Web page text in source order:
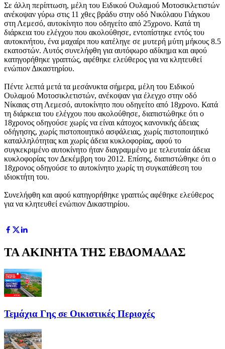
Σε άλλη περίπτωση, μέλη του Ειδικού Ουλαμού Μοτοσικλετιστών
ανέκοψαν γύρω στις 11 χθες βράδυ στην οδό Νικόλαου Γιάγκου
στη Λεμεσό, αυτοκίνητο που οδηγείτο από 25χρονο. Κατά τη
διάρκεια του ελέγχου που ακολούθησε, εντοπίστηκε εντός του
αυτοκινήτου, ένα μαχαίρι που κατέληγε σε μυτερή μύτη μήκους 8.5
εκατοστών. Αυτός συνελήφθη για αυτόφωρο αδίκημα και αφού
κατηγορήθηκε γραπτώς, αφέθηκε ελεύθερος για να κλητευθεί
ενώπιον Δικαστηρίου.
Πέντε λεπτά μετά τα μεσάνυκτα σήμερα, μέλη του Ειδικού
Ουλαμού Μοτοσικλετιστών, ανέκοψαν για έλεγχο στην οδό
Νίκαιας στη Λεμεσό, αυτοκίνητο που οδηγείτο από 18χρονο. Κατά
τη διάρκεια του ελέγχου που ακολούθησε, διαπιστώθηκε ότι ο
18χρονος οδηγούσε χωρίς να είναι κάτοχος κανονικής άδειας
οδήγησης, χωρίς πιστοποιητικό ασφάλειας, χωρίς πιστοποιητικό
καταλληλότητας και χωρίς άδεια κυκλοφορίας, αφού το
συγκεκριμένο αυτοκίνητο ήταν διαγραμμένο με τελευταία άδεια
κυκλοφορίας τον Δεκέμβρη του 2012. Επίσης, διαπιστώθηκε ότι ο
18χρονος οδηγούσε το αυτοκίνητο χωρίς τη συγκατάθεση του
ιδιοκτήτη του.
Συνελήφθη και αφού κατηγορήθηκε γραπτώς αφέθηκε ελεύθερος
για να κλητευθεί ενώπιον Δικαστηρίου.
ΤΑ ΑΚΙΝΗΤΑ ΤΗΣ ΕΒΔΟΜΑΔΑΣ
Τεμάχια Γης σε Οικιστικές Περιοχές